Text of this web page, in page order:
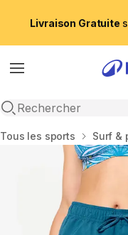
Livraison Gratuite
Menu
Recherche ouverte
Accueil
Tous les sports Surf &